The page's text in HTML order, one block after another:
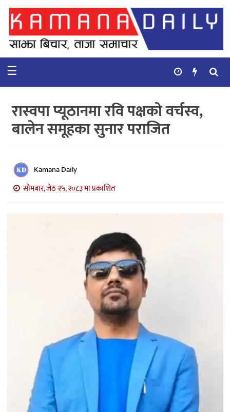
गृहपृष्ठ
समाचार
कुराकानी
बाणिज्य
भिडियो
सिफारिस
☰
रास्वपा प्यूठानमा रवि पक्षको वर्चस्व,
बालेन समूहका सुनार पराजित
Kamana Daily
सोमबार, जेठ २५, २०८३ मा प्रकाशित